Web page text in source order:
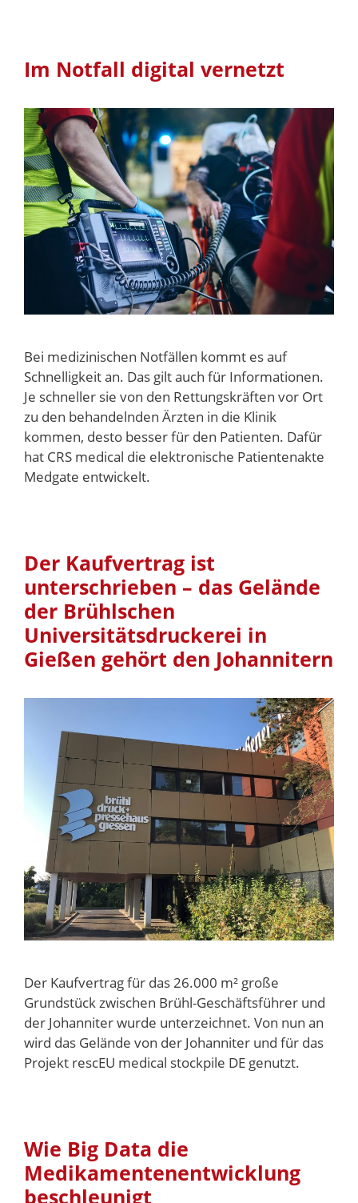
Im Notfall digital vernetzt
Bei medizinischen Notfällen kommt es auf
Schnelligkeit an. Das gilt auch für Informationen.
Je schneller sie von den Rettungskräften vor Ort
zu den behandelnden Ärzten in die Klinik
kommen, desto besser für den Patienten. Dafür
hat CRS medical die elektronische Patientenakte
Medgate entwickelt.
Der Kaufvertrag ist
unterschrieben – das Gelände
der Brühlschen
Universitätsdruckerei in
Gießen gehört den Johannitern
Der Kaufvertrag für das 26.000 m² große
Grundstück zwischen Brühl-Geschäftsführer und
der Johanniter wurde unterzeichnet. Von nun an
wird das Gelände von der Johanniter und für das
Projekt rescEU medical stockpile DE genutzt.
Wie Big Data die
Medikamentenentwicklung
beschleunigt